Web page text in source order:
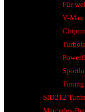
Für
V-Max
Tuning
SID212